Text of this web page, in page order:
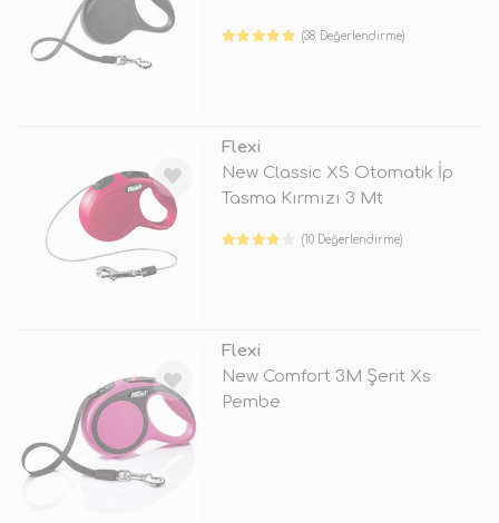
(38 Değerlendirme)
Flexi
New Classic XS Otomatik İp
Tasma Kırmızı 3 Mt
(10 Değerlendirme)
Flexi
New Comfort 3M Şerit Xs
Pembe